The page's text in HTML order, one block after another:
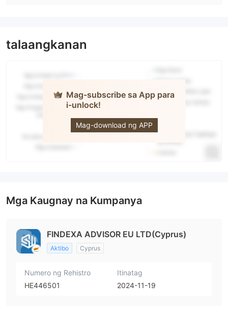
talaangkanan
Mag-subscribe sa App para
i-unlock!
Mag-download ng APP
CAPITAL
Mga Kaugnay na Kumpanya
FINDEXA ADVISOR EU LTD(Cyprus)
Aktibo Cyprus
Numero ng Rehistro
HE446501
Itinatag
2024-11-19